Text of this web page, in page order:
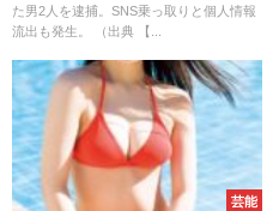
た男2人を逮捕。SNS乗っ取りと個人情報
流出も発生。 （出典 【...
芸能